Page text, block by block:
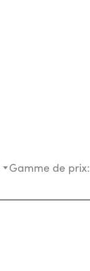
Gamme de prix: